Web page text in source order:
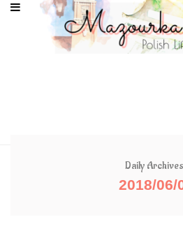
Daily
2018/06/